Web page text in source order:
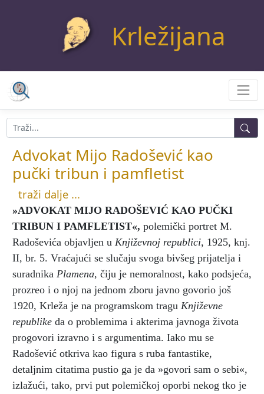
Krležijana
Advokat Mijo Radošević kao
pučki tribun i pamfletist
traži dalje ...
»ADVOKAT MIJO RADOŠEVIĆ KAO PUČKI
TRIBUN I PAMFLETIST«, polemički portret M.
Radoševića objavljen u Književnoj republici, 1925, knj.
II, br. 5. Vraćajući se slučaju svoga bivšeg prijatelja i
suradnika Plamena, čiju je nemoralnost, kako podsjeća,
prozreo i o njoj na jednom zboru javno govorio još
1920, Krleža je na programskom tragu Književne
republike da o problemima i akterima javnoga života
progovori izravno i s argumentima. Iako mu se
Radošević otkriva kao figura s ruba fantastike,
detaljnim citatima pustio ga je da »govori sam o sebi«,
izlažući, tako, prvi put polemičkoj oporbi nekog tko je